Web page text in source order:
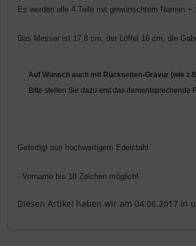
Es werden alle 4 Teile mit gewünschtem Namen
Das Messer ist 17,8 cm, der Löffel 16 cm, die
Auf Wunsch auch mit Rückseiten-Gravur (wie
Bitte stellen Sie dazu erst das dementsprechende
Gefertigt aus hochwertigem Edelstahl
- Vorname bis 18 Zeichen möglich!
Diesen Artikel haben wir am 04.06.2017 in